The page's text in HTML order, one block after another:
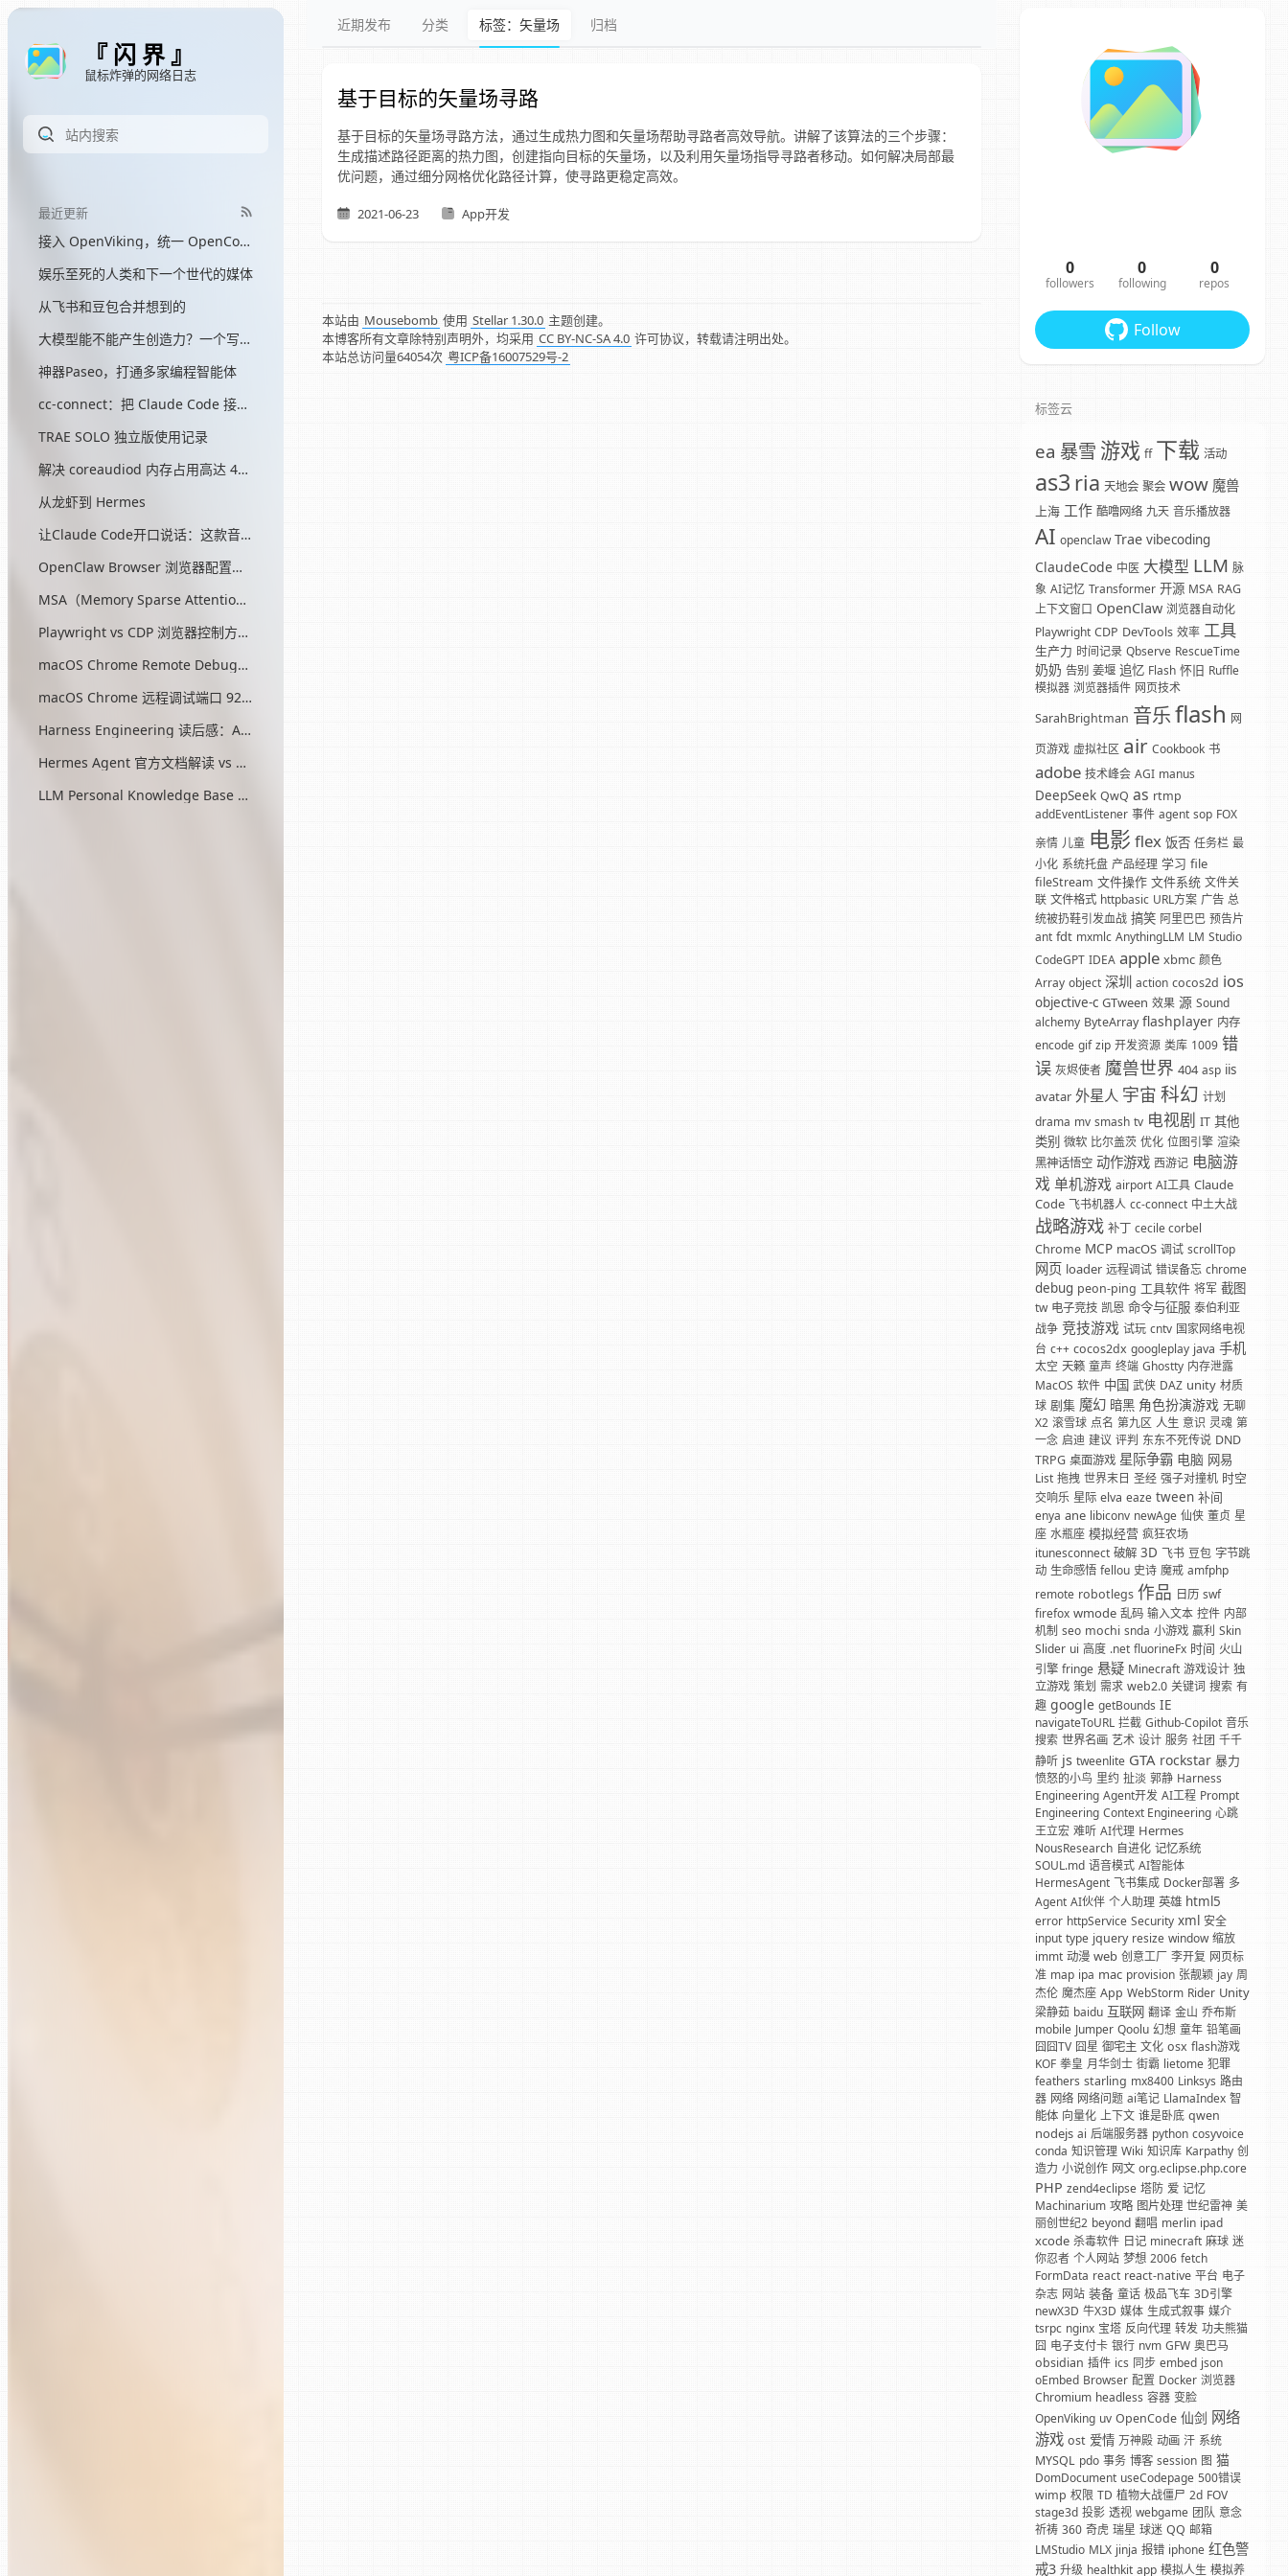
『 闪 界 』
鼠标炸弹的网络日志
最近更新
接入 OpenViking，统一 OpenCode 和 Hermes 的记忆
娱乐至死的人类和下一个世代的媒体
从飞书和豆包合并想到的
大模型能不能产生创造力？一个写了三个月网文的程序员的答案
神器Paseo，打通多家编程智能体
cc-connect：把 Claude Code 接入飞书
TRAE SOLO 独立版使用记录
解决 coreaudiod 内存占用高达 45G 的问题
从龙虾到 Hermes
让Claude Code开口说话：这款音效插件让我把编程玩成了游戏
OpenClaw Browser 浏览器配置指南
MSA（Memory Sparse Attention）— 突破 AI 记忆瓶颈的开源方案
Playwright vs CDP 浏览器控制方式对比
macOS Chrome Remote Debugging 配置
macOS Chrome 远程调试端口 9222 启动问题与最终解决方案
Harness Engineering 读后感：AI工程的第三次范式转移
Hermes Agent 官方文档解读 vs OpenClaw
LLM Personal Knowledge Base Pattern (Karpathy)
近期发布 分类 标签：矢量场 归档
基于目标的矢量场寻路
基于目标的矢量场寻路方法，通过生成热力图和矢量场帮助寻路者高效导航。讲解了该算法的三个步骤：
生成描述路径距离的热力图，创建指向目标的矢量场，以及利用矢量场指导寻路者移动。如何解决局部最
优问题，通过细分网格优化路径计算，使寻路更稳定高效。
2021-06-23 App开发
本站由 Mousebomb 使用 Stellar 1.30.0 主题创建。
本博客所有文章除特别声明外，均采用 CC BY-NC-SA 4.0 许可协议，转载请注明出处。
本站总访问量64054次 粤ICP备16007529号-2
0
followers
0
following
0
repos
Follow
标签云
ea 暴雪 游戏 ff 下载 活动
as3 ria 天地会 聚会 wow 魔兽
上海 工作 酷噜网络 九天 音乐播放器
AI openclaw Trae vibecoding
ClaudeCode 中医 大模型 LLM 脉
象 AI记忆 Transformer 开源 MSA RAG
上下文窗口 OpenClaw 浏览器自动化
Playwright CDP DevTools 效率 工具
生产力 时间记录 Qbserve RescueTime
奶奶 告别 姜堰 追忆 Flash 怀旧 Ruffle
模拟器 浏览器插件 网页技术
SarahBrightman 音乐flash 网
页游戏 虚拟社区 air Cookbook 书
adobe 技术峰会 AGI manus
DeepSeek QwQ as rtmp
addEventListener 事件 agent sop FOX
亲情 儿童 电影 flex 饭否 任务栏 最
小化 系统托盘 产品经理 学习 file
fileStream 文件操作 文件系统 文件关
联 文件格式 httpbasic URL方案 广告 总
统被扔鞋引发血战 搞笑 阿里巴巴 预告片
ant fdt mxmlc AnythingLLM LM Studio
CodeGPT IDEA apple xbmc 颜色
Array object 深圳 action cocos2d ios
objective-c GTween 效果 源 Sound
alchemy ByteArray flashplayer 内存
encode gif zip 开发资源 类库 1009 错
误 灰烬使者 魔兽世界 404 asp iis
avatar 外星人 宇宙 科幻 计划
drama mv smash tv 电视剧 IT 其他
类别 微软 比尔盖茨 优化 位图引擎 渲染
黑神话悟空 动作游戏 西游记 电脑游
戏 单机游戏 airport AI工具 Claude
Code 飞书机器人 cc-connect 中土大战
战略游戏 补丁 cecile corbel
Chrome MCP macOS 调试 scrollTop
网页 loader 远程调试 错误备忘 chrome
debug peon-ping 工具软件 将军 截图
tw 电子竞技 凯恩 命令与征服 泰伯利亚
战争 竞技游戏 试玩 cntv 国家网络电视
台 c++ cocos2dx googleplay java 手机
太空 天籁 童声 终端 Ghostty 内存泄露
MacOS 软件 中国 武侠 DAZ unity 材质
球 剧集 魔幻 暗黑 角色扮演游戏 无聊
X2 滚雪球 点名 第九区 人生 意识 灵魂 第
一念 启迪 建议 评判 东东不死传说 DND
TRPG 桌面游戏 星际争霸 电脑 网易
List 拖拽 世界末日 圣经 强子对撞机 时空
交响乐 星际 elva eaze tween 补间
enya ane libiconv newAge 仙侠 董贞 星
座 水瓶座 模拟经营 疯狂农场
itunesconnect 破解 3D 飞书 豆包 字节跳
动 生命感悟 fellou 史诗 魔戒 amfphp
remote robotlegs 作品 日历 swf
firefox wmode 乱码 输入文本 控件 内部
机制 seo mochi snda 小游戏 赢利 Skin
Slider ui 高度 .net fluorineFx 时间 火山
引擎 fringe 悬疑 Minecraft 游戏设计 独
立游戏 策划 需求 web2.0 关键词 搜索 有
趣 google getBounds IE
navigateToURL 拦截 Github-Copilot 音乐
搜索 世界名画 艺术 设计 服务 社团 千千
静听 js tweenlite GTA rockstar 暴力
愤怒的小鸟 里约 扯淡 郭静 Harness
Engineering Agent开发 AI工程 Prompt
Engineering Context Engineering 心跳
王立宏 难听 AI代理 Hermes
NousResearch 自进化 记忆系统
SOUL.md 语音模式 AI智能体
HermesAgent 飞书集成 Docker部署 多
Agent AI伙伴 个人助理 英雄 html5
error httpService Security xml 安全
input type jquery resize window 缩放
immt 动漫 web 创意工厂 李开复 网页标
准 map ipa mac provision 张靓颖 jay 周
杰伦 魔杰座 App WebStorm Rider Unity
梁静茹 baidu 互联网 翻译 金山 乔布斯
mobile Jumper Qoolu 幻想 童年 铅笔画
囧囧TV 囧星 御宅主 文化 osx flash游戏
KOF 拳皇 月华剑士 街霸 lietome 犯罪
feathers starling mx8400 Linksys 路由
器 网络 网络问题 ai笔记 LlamaIndex 智
能体 向量化 上下文 谁是卧底 qwen
nodejs ai 后端服务器 python cosyvoice
conda 知识管理 Wiki 知识库 Karpathy 创
造力 小说创作 网文 org.eclipse.php.core
PHP zend4eclipse 塔防 爱 记忆
Machinarium 攻略 图片处理 世纪雷神 美
丽创世纪2 beyond 翻唱 merlin ipad
xcode 杀毒软件 日记 minecraft 麻球 迷
你忍者 个人网站 梦想 2006 fetch
FormData react react-native 平台 电子
杂志 网站 装备 童话 极品飞车 3D引擎
newX3D 牛X3D 媒体 生成式叙事 媒介
tsrpc nginx 宝塔 反向代理 转发 功夫熊猫
囧 电子支付卡 银行 nvm GFW 奥巴马
obsidian 插件 ics 同步 embed json
oEmbed Browser 配置 Docker 浏览器
Chromium headless 容器 变脸
OpenViking uv OpenCode 仙剑 网络
游戏 ost 爱情 万神殿 动画 汗 系统
MYSQL pdo 事务 博客 session 图 猫
DomDocument useCodepage 500错误
wimp 权限 TD 植物大战僵尸 2d FOV
stage3d 投影 透视 webgame 团队 意念
祈祷 360 奇虎 瑞星 球迷 QQ 邮箱
LMStudio MLX jinja 报错 iphone 红色警
戒3 升级 healthkit app 模拟人生 模拟养